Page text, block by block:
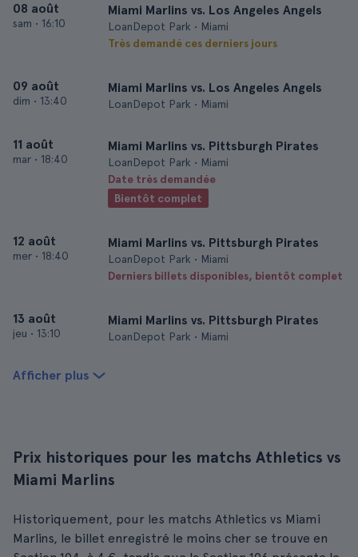
08 août
sam • 16:10
Miami Marlins vs. Los Angeles Angels
LoanDepot Park • Miami
Très demandé ces derniers jours
09 août
dim • 13:40
Miami Marlins vs. Los Angeles Angels
LoanDepot Park • Miami
11 août
mar • 18:40
Miami Marlins vs. Pittsburgh Pirates
LoanDepot Park • Miami
Date très demandée
Bientôt complet
12 août
mer • 18:40
Miami Marlins vs. Pittsburgh Pirates
LoanDepot Park • Miami
Derniers billets disponibles, bientôt complet
13 août
jeu • 13:10
Miami Marlins vs. Pittsburgh Pirates
LoanDepot Park • Miami
Afficher plus
Prix historiques pour les matchs Athletics vs
Miami Marlins
Historiquement, pour les matchs Athletics vs Miami
Marlins, le billet enregistré le moins cher se trouve en